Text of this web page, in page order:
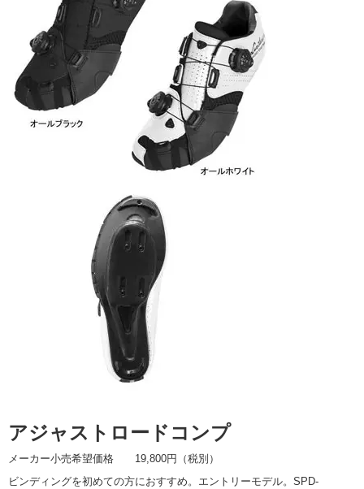
アジャストロードコンプ
メーカー小売希望価格 19,800円（税別）
ビンディングを初めての方におすすめ。エントリーモデル。SPD-